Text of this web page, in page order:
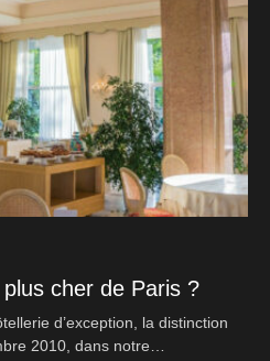
cher de Paris ?
d’exception, la distinction
2010, dans notre…